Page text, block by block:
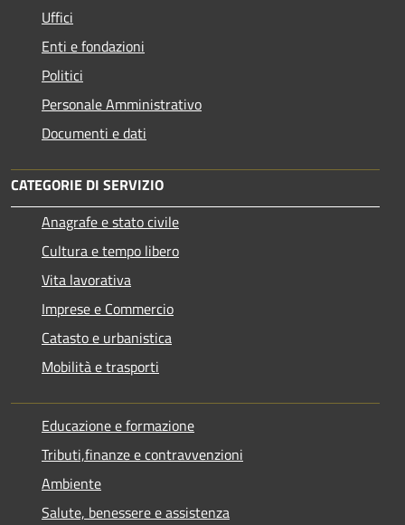
Uffici
Enti e fondazioni
Politici
Personale Amministrativo
Documenti e dati
CATEGORIE DI SERVIZIO
Anagrafe e stato civile
Cultura e tempo libero
Vita lavorativa
Imprese e Commercio
Catasto e urbanistica
Mobilità e trasporti
Educazione e formazione
Tributi,finanze e contravvenzioni
Ambiente
Salute, benessere e assistenza